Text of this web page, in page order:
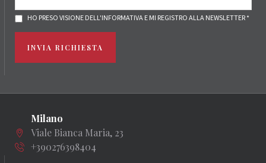
HO PRESO VISIONE DELL'INFORMATIVA E MI REGISTRO ALLA NEWSLETTER *
INVIA RICHIESTA
Milano
Viale Bianca Maria, 23
+390276398404